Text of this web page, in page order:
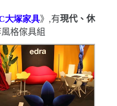
大塚家具》,有現代、休
格傢具組